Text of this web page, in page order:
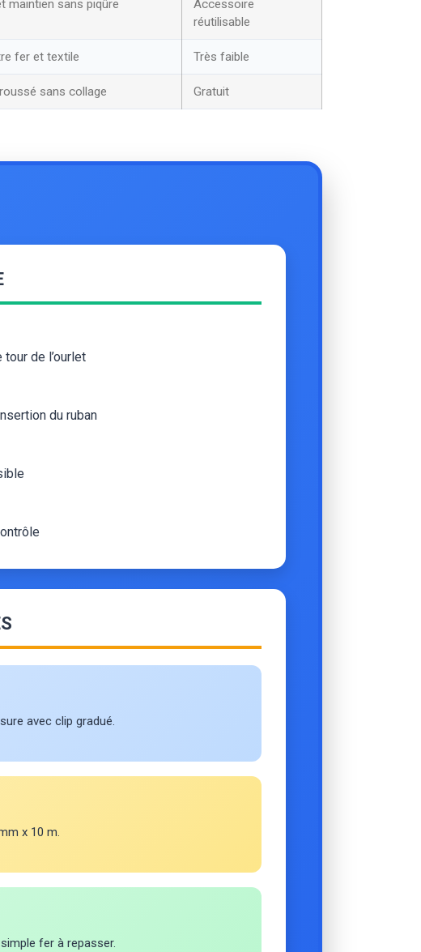
maintien sans piqûre
Accessoire
réutilisable
fer et textile Très faible
sans collage Gratuit
de l’ourlet
du ruban
avec clip gradué.
x 10 m.
fer à repasser.